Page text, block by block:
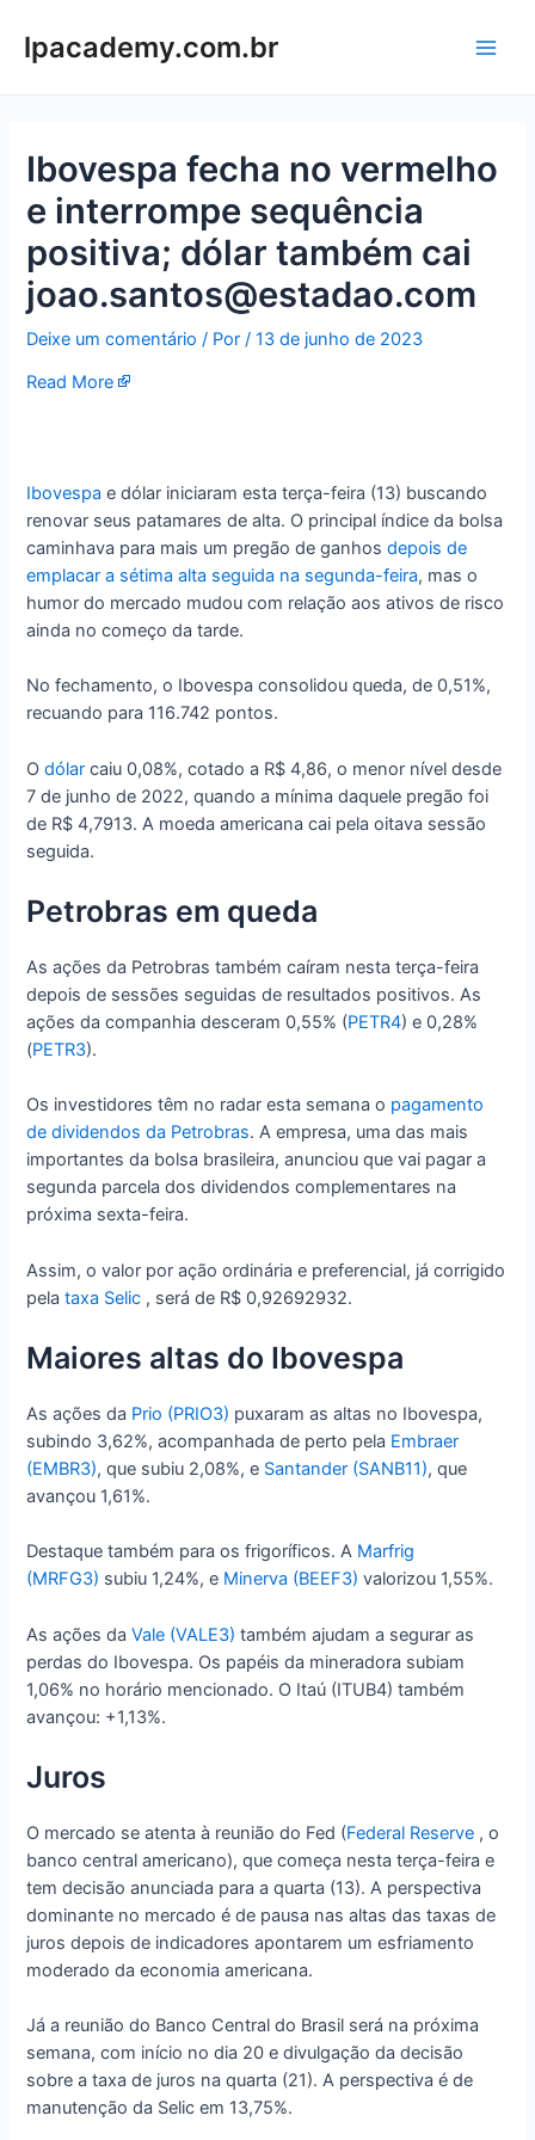
paralpacademy.com.br
Ibovespa fecha no vermelho
e interrompe sequência
positiva; dólar também cai
joao.santos@estadao.com
Deixe um comentário / Por/13 de junho de 2023
Read More
Ibovespa e dólar iniciaram esta terça-feira (13) buscando
renovar seus patamares de alta. O principal índice da bolsa
caminhava para mais um pregão de ganhosdepois de
emplacar a sétima alta seguida na segunda-feira, mas o
humor do mercado mudou com relação aos ativos de risco
ainda no começo da tarde.
No fechamento, o Ibovespa consolidou queda, de 0,51%,
recuando para 116.742 pontos.
Odólar caiu 0,08%, cotado a R$ 4,86, o menor nível desde
7 de junho de 2022, quando a mínima daquele pregão foi
de R$ 4,7913. A moeda americana cai pela oitava sessão
seguida.
Petrobras em queda
As ações da Petrobras também caíram nesta terça-feira
depois de sessões seguidas de resultados positivos. As
ações da companhia desceram 0,55% (PETR4) e 0,28%
(PETR3).
Os investidores têm no radar esta semana o pagamento
de dividendos da Petrobras. A empresa, uma das mais
importantes da bolsa brasileira, anunciou que vai pagar a
segunda parcela dos dividendos complementares na
próxima sexta-feira.
Assim, o valor por ação ordinária e preferencial, já corrigido
pelataxa Selic , será de R$ 0,92692932.
Maiores altas do Ibovespa
As ações da Prio (PRIO3) puxaram as altas no Ibovespa,
subindo 3,62%, acompanhada de perto pela Embraer
(EMBR3), que subiu 2,08%, e Santander (SANB11), que
avançou 1,61%.
Destaque também para os frigoríficos. A Marfrig
(MRFG3) subiu 1,24%, e Minerva (BEEF3) valorizou 1,55%.
As ações daVale (VALE3) também ajudam a segurar as
perdas do Ibovespa. Os papéis da mineradora subiam
1,06% no horário mencionado. O Itaú (ITUB4) também
avançou: +1,13%.
Juros
O mercado se atenta à reunião do Fed (Federal Reserve , o
banco central americano), que começa nesta terça-feira e
tem decisão anunciada para a quarta (13). A perspectiva
dominante no mercado é de pausa nas altas das taxas de
juros depois de indicadores apontarem um esfriamento
moderado da economia americana.
Já a reunião do Banco Central do Brasil será na próxima
semana, com início no dia 20 e divulgação da decisão
sobre a taxa de juros na quarta (21). A perspectiva é de
manutenção da Selic em 13,75%.